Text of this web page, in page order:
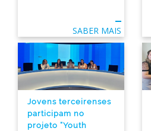
SABER MAIS
Jovens terceirenses
participam no
projeto “Youth